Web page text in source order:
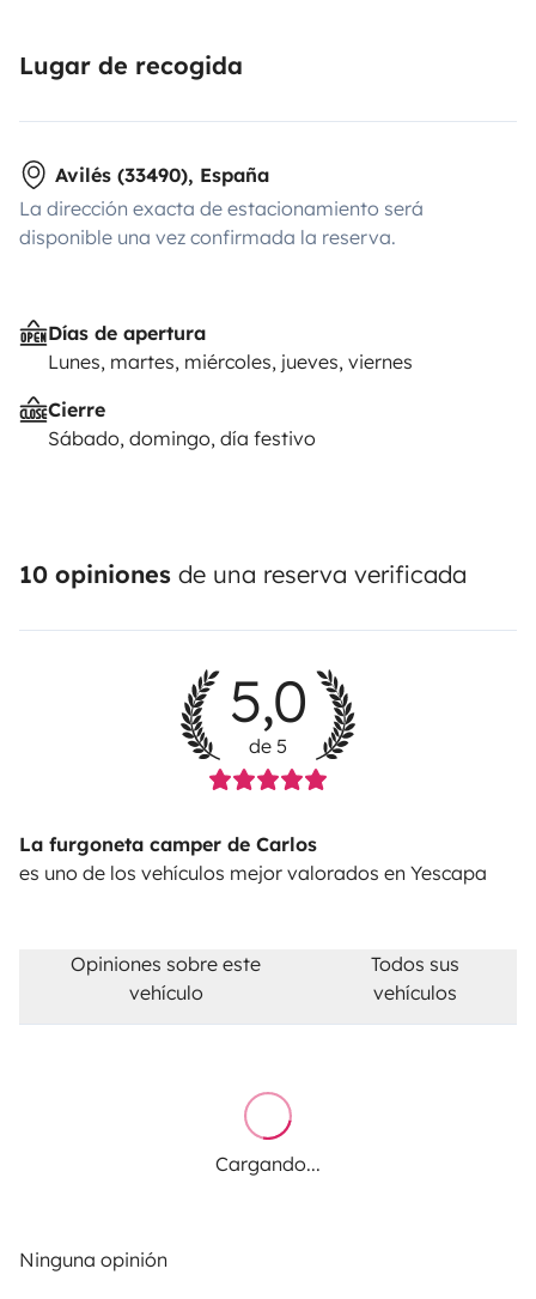
Lugar de recogida
Avilés (33490), España
La dirección exacta de estacionamiento será
disponible una vez confirmada la reserva.
Días de apertura
Lunes, martes, miércoles, jueves, viernes
Cierre
Sábado, domingo, día festivo
10 opiniones de una reserva verificada
5,0
de 5
La furgoneta camper de Carlos
es uno de los vehículos mejor valorados en Yescapa
Opiniones sobre este
vehículo
Todos sus
vehículos
Cargando...
Ninguna opinión